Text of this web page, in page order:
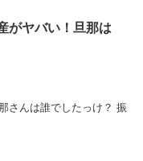
がヤバい！旦那は
さんは誰でしたっけ？ 振